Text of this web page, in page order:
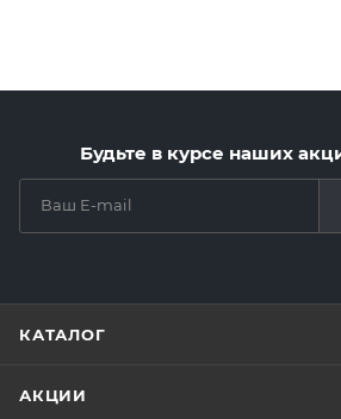
Будьте в курсе наших
КАТАЛОГ
АКЦИИ